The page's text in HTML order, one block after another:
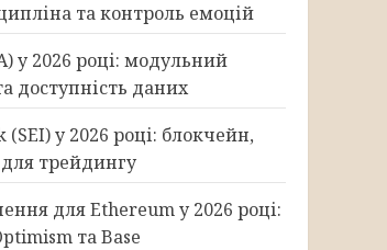
та контроль емоцій
у 2026 році: модульний
доступність даних
(SEI) у 2026 році: блокчейн,
трейдингу
для Ethereum у 2026 році:
та Base